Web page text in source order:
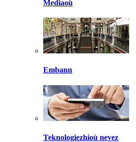
Mediaoù
Embann
Teknologiezhioù nevez